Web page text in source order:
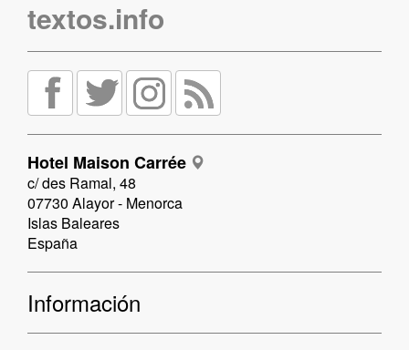
textos.info
Hotel Maison Carrée
c/ des Ramal, 48
07730 Alayor - Menorca
Islas Baleares
España
Información